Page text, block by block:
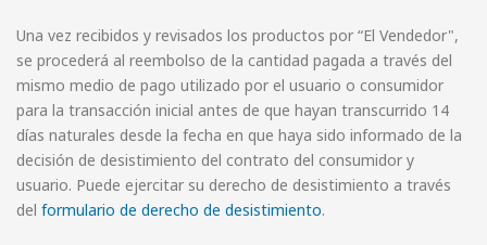
Una vez recibidos y revisados los productos por “El Vendedor",
se procederá al reembolso de la cantidad pagada a través del
mismo medio de pago utilizado por el usuario o consumidor
para la transacción inicial antes de que hayan transcurrido 14
días naturales desde la fecha en que haya sido informado de la
decisión de desistimiento del contrato del consumidor y
usuario. Puede ejercitar su derecho de desistimiento a través
del formulario de derecho de desistimiento.